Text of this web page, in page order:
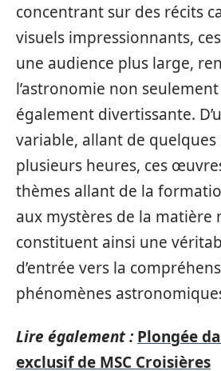
concentrant sur des récits
visuels impressionnants,
une audience plus large,
l’astronomie non
également divertissante.
variable, allant de quelques
plusieurs heures, ces
thèmes allant de la
aux mystères de la matière
constituent ainsi une
d’entrée vers la
phénomènes
Lire également : Plongée
exclusif de MSC Croisières